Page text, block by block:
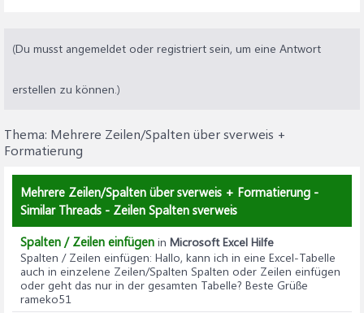
(Du musst angemeldet oder registriert sein, um eine Antwort
erstellen zu können.)
Thema: Mehrere Zeilen/Spalten über sverweis +
Formatierung
Mehrere Zeilen/Spalten über sverweis + Formatierung -
Similar Threads - Zeilen Spalten sverweis
Spalten / Zeilen einfügen in Microsoft Excel Hilfe
Spalten / Zeilen einfügen: Hallo, kann ich in eine Excel-Tabelle
auch in einzelene Zeilen/Spalten Spalten oder Zeilen einfügen
oder geht das nur in der gesamten Tabelle? Beste Grüße
rameko51